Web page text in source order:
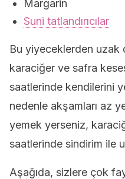
Margarin
Suni tatlandırıcılar
Bu yiyeceklerden uzak
karaciğer ve safra
saatlerinde kendilerini
nedenle akşamları az
yemek yerseniz,
saatlerinde sindirim ile
Aşağıda, sizlere çok